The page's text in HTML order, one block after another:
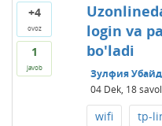
+4
ovoz
1
javob
login va
bo'ladi
Зулфия
04 Dek, 18
wifi tp-